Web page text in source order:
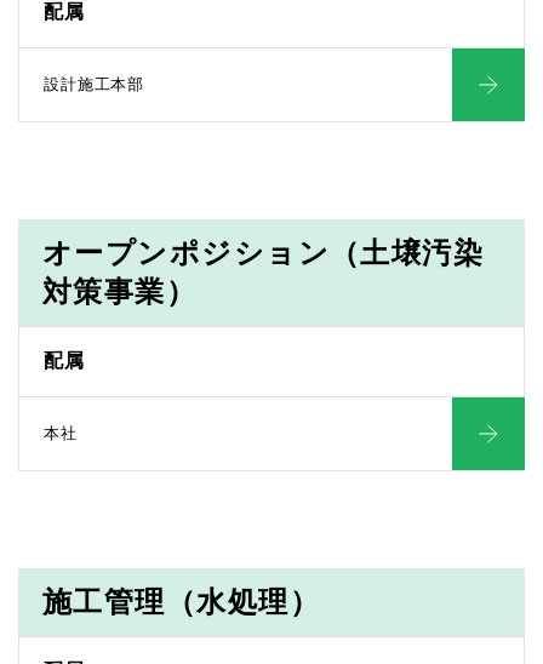
配属
設計施工本部
オープンポジション（土壌汚染
対策事業）
配属
本社
施工管理（水処理）